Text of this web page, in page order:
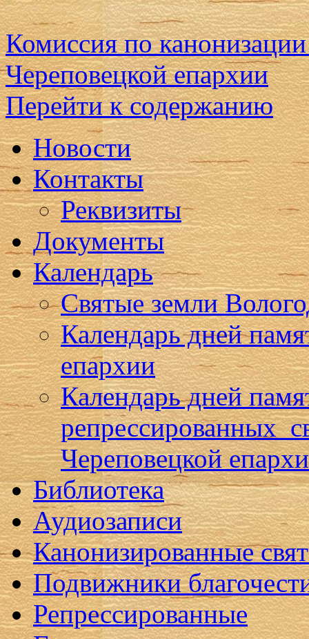
Комиссия по
Череповецкой епархии
Перейти к содержанию
Новости
Контакты
Реквизиты
Документы
Календарь
Святые земли
Календарь дней
епархии
Календарь дней
репрессированных
Череповецкой
Библиотека
Аудиозаписи
Канонизированные
Подвижники
Репрессированные